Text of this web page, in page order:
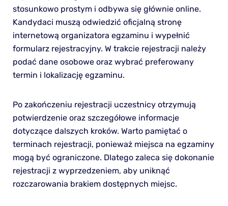
stosunkowo prostym i odbywa się głównie online.
Kandydaci muszą odwiedzić oficjalną stronę
internetową organizatora egzaminu i wypełnić
formularz rejestracyjny. W trakcie rejestracji należy
podać dane osobowe oraz wybrać preferowany
termin i lokalizację egzaminu.
Po zakończeniu rejestracji uczestnicy otrzymują
potwierdzenie oraz szczegółowe informacje
dotyczące dalszych kroków. Warto pamiętać o
terminach rejestracji, ponieważ miejsca na egzaminy
mogą być ograniczone. Dlatego zaleca się dokonanie
rejestracji z wyprzedzeniem, aby uniknąć
rozczarowania brakiem dostępnych miejsc.